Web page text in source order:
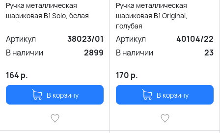
Ручка металлическая
шариковая B1 Solo, белая
Артикул
38023/01
В наличии
2899
164 р.
В корзину
Ручка металлическая
шариковая B1 Original,
голубая
Артикул
40104/22
В наличии
23
170 р.
В корзину